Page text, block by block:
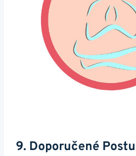
9. Doporučené‍